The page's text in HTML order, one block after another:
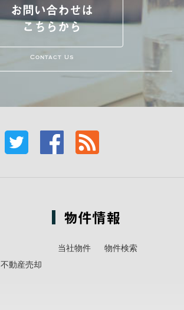
お問い合わせは
こちらから
Contact Us
不動産売却
物件情報
当社物件 物件検索